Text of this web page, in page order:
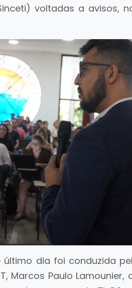
voltadas a avisos,
dia foi conduzida
Marcos Paulo